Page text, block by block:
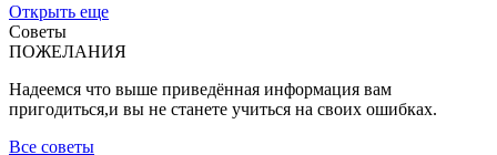
Открыть еще
Советы
ПОЖЕЛАНИЯ
Надеемся что выше приведённая информация вам
пригодиться,и вы не станете учиться на своих ошибках.
Все советы